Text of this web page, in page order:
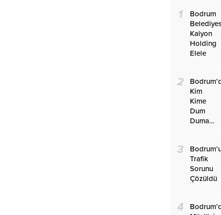
1
Bodrum
Kalyon
Holding
Elele
2
Kim
Kime
Dum
Duma…
3
Trafik
Sorunu
Çözüldü
4